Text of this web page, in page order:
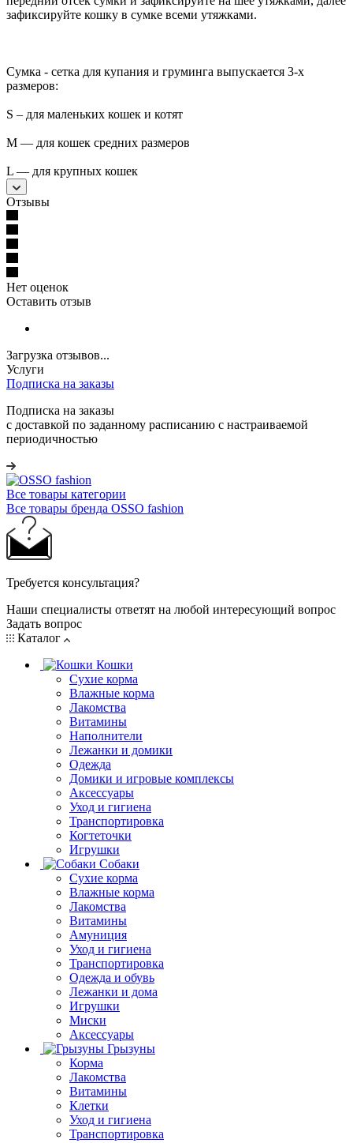
зафиксируйте кошку в сумке всеми утяжками.
Сумка - сетка для купания и груминга выпускается 3-х
размеров:
S – для маленьких кошек и котят
M — для кошек средних размеров
L — для крупных кошек
Отзывы
Нет оценок
Оставить отзыв
Загрузка отзывов...
Услуги
Подписка на заказы
Подписка на заказы
с доставкой по заданному расписанию с настраиваемой
периодичностью
Все товары категории
Все товары бренда OSSO fashion
Требуется консультация?
Наши специалисты ответят на любой интересующий вопрос
Задать вопрос
Каталог
Кошки
Сухие корма
Влажные корма
Лакомства
Витамины
Наполнители
Лежанки и домики
Одежда
Домики и игровые комплексы
Аксессуары
Уход и гигиена
Транспортировка
Когтеточки
Игрушки
Собаки
Сухие корма
Влажные корма
Лакомства
Витамины
Амуниция
Уход и гигиена
Транспортировка
Одежда и обувь
Лежанки и дома
Игрушки
Миски
Аксессуары
Грызуны
Корма
Лакомства
Витамины
Клетки
Уход и гигиена
Транспортировка